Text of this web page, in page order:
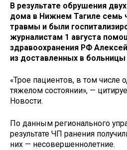
В результате обрушения
дома в Нижнем Тагиле семь
травмы и были
журналистам 1 августа
здравоохранения РФ
из доставленных в
«Трое пациентов, в том числе
тяжелом состоянии», —
Новости.
По данным регионального
результате ЧП ранения
них — несовершеннолетние.